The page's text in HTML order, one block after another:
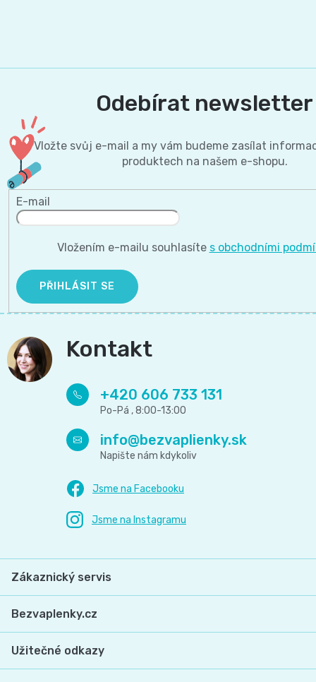
Odebírat newsletter
Vložte svůj e-mail a my vám budeme zasílat
produktech na našem e-shopu.
E-mail
Vložením e-mailu souhlasíte s obchodními
PŘIHLÁSIT SE
Kontakt
info@bezvaplienky.sk
+420 606 733 131
Zákaznický servis
Bezvaplenky.cz
Užitečné odkazy